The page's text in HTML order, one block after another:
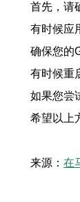
首先，请
有时候应
确保您的
有时候重
如果您尝
希望以上
来源： 在